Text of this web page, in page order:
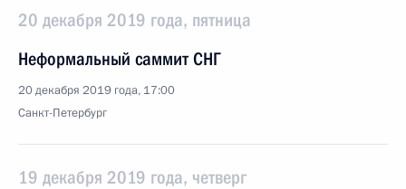
20 декабря 2019 года, пятница
Неформальный саммит СНГ
20 декабря 2019 года, 17:00
Санкт-Петербург
19 декабря 2019 года, четверг